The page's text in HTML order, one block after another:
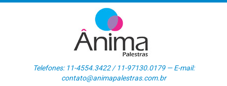
Skip
Telefones: 11-4554.3422 / 11-97130.0179 — E-mail:
contato@animapalestras.com.br